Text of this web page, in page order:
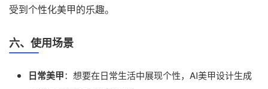
受到个性化美甲的乐趣。
六、使用场景
日常美甲：想要在日常生活中展现个性，AI美甲设计生成